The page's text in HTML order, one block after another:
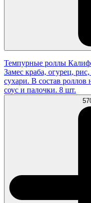
Темпурные роллы
Замес краба, огурец,
сухари. В состав роллов
соус и палочки. 8 шт.